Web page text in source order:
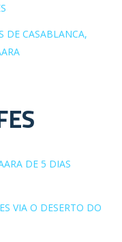
DE CASABLANCA,
DE 5 DIAS
VIA O DESERTO DO